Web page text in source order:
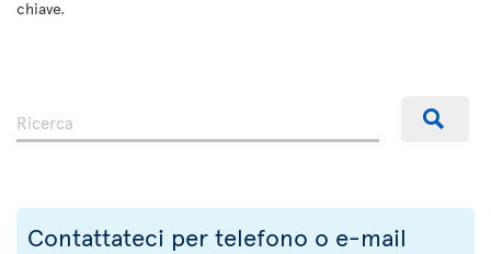
chiave.
Contattateci per telefono o e-mail